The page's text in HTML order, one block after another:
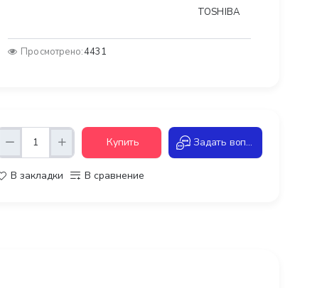
TOSHIBA
Просмотрено:4431
Купить Задать вопрос
В закладки В сравнение